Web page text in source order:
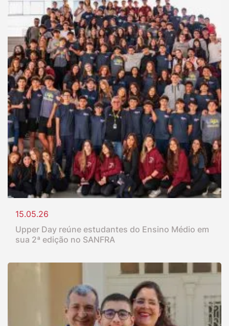
15.05.26
Upper Day reúne estudantes do Ensino Médio em
sua 2ª edição no SANFRA